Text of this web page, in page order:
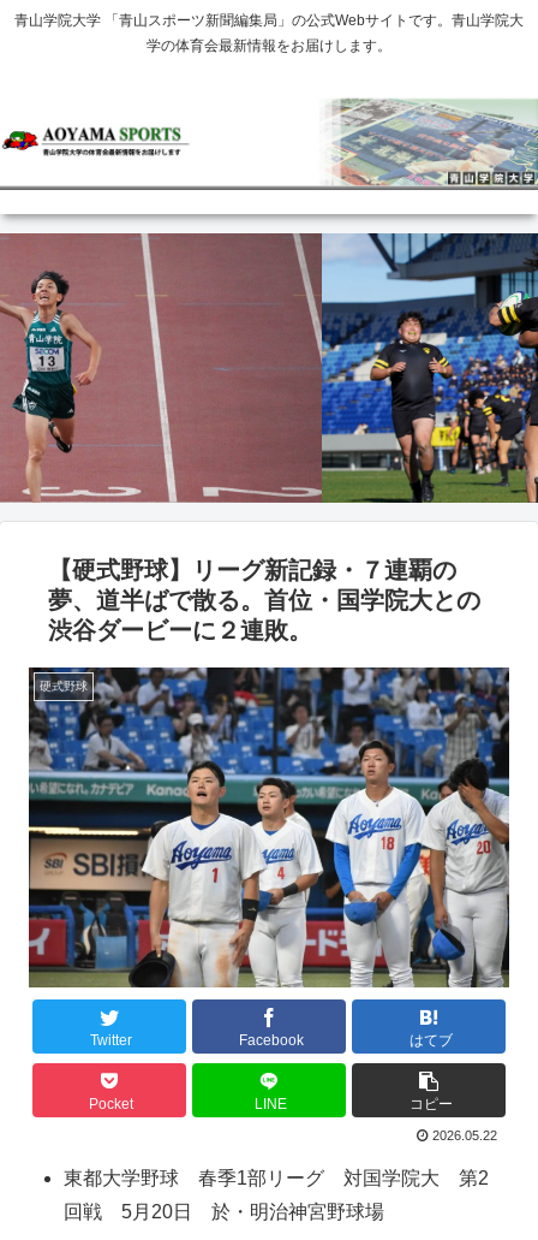
青山学院大学 「青山スポーツ新聞編集局」の公式Webサイトです。青山学院大
学の体育会最新情報をお届けします。
【硬式野球】リーグ新記録・７連覇の
夢、道半ばで散る。首位・国学院大との
渋谷ダービーに２連敗。
硬式野球
Twitter Facebook はてブ
Pocket LINE コピー
2026.05.22
東都大学野球 春季1部リーグ 対国学院大 第2
回戦 5月20日 於・明治神宮野球場